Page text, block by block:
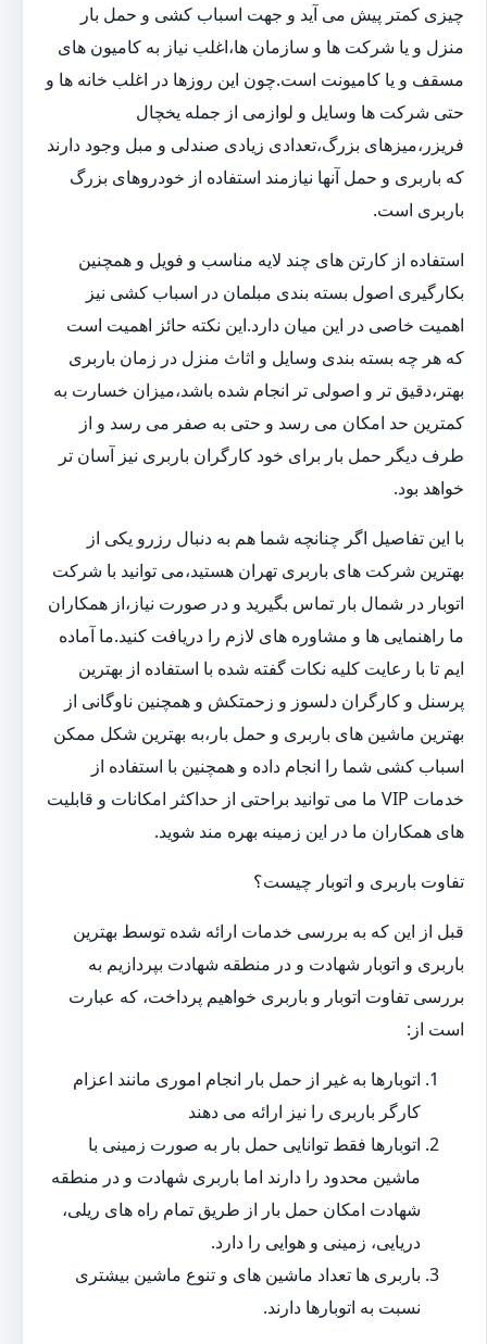
چیزی کمتر پیش می آید و جهت اسباب کشی و حمل بار
منزل و یا شرکت ها و سازمان ها،اغلب نیاز به کامیون های
مسقف و یا کامیونت است.چون این روزها در اغلب خانه ها و
حتی شرکت ها وسایل و لوازمی از جمله یخچال
فریزر،میزهای بزرگ،تعدادی زیادی صندلی و مبل وجود دارند
که باربری و حمل آنها نیازمند استفاده از خودروهای بزرگ
باربری است.
استفاده از کارتن های چند لایه مناسب و فویل و همچنین
بکارگیری اصول بسته بندی مبلمان در اسباب کشی نیز
اهمیت خاصی در این میان دارد.این نکته حائز اهمیت است
که هر چه بسته بندی وسایل و اثاث منزل در زمان باربری
بهتر،دقیق تر و اصولی تر انجام شده باشد،میزان خسارت به
کمترین حد امکان می رسد و حتی به صفر می رسد و از
طرف دیگر حمل بار برای خود کارگران باربری نیز آسان تر
خواهد بود.
با این تفاصیل اگر چنانچه شما هم به دنبال رزرو یکی از
بهترین شرکت های باربری تهران هستید،می توانید با شرکت
اتوبار در شمال بار تماس بگیرید و در صورت نیاز،از همکاران
ما راهنمایی ها و مشاوره های لازم را دریافت کنید.ما آماده
ایم تا با رعایت کلیه نکات گفته شده با استفاده از بهترین
پرسنل و کارگران دلسوز و زحمتکش و همچنین ناوگانی از
بهترین ماشین های باربری و حمل بار،به بهترین شکل ممکن
اسباب کشی شما را انجام داده و همچنین با استفاده از
خدمات VIP ما می توانید براحتی از حداکثر امکانات و قابلیت
های همکاران ما در این زمینه بهره مند شوید.
تفاوت باربری و اتوبار چیست؟
قبل از این که به بررسی خدمات ارائه شده توسط بهترین
باربری و اتوبار شهادت و در منطقه شهادت بپردازیم به
بررسی تفاوت اتوبار و باربری خواهیم پرداخت، که عبارت
است از:
اتوبارها به غیر از حمل بار انجام اموری مانند اعزام
کارگر باربری را نیز ارائه می دهند
اتوبارها فقط توانایی حمل بار به صورت زمینی با
ماشین محدود را دارند اما باربری شهادت و در منطقه
شهادت امکان حمل بار از طریق تمام راه های ریلی،
دریایی، زمینی و هوایی را دارد.
باربری ها تعداد ماشین های و تنوع ماشین بیشتری
نسبت به اتوبارها دارند.